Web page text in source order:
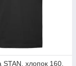
STAN, хлопок 160,